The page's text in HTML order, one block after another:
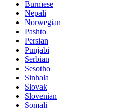
Burmese
Nepali
Norwegian
Pashto
Persian
Punjabi
Serbian
Sesotho
Sinhala
Slovak
Slovenian
Somali